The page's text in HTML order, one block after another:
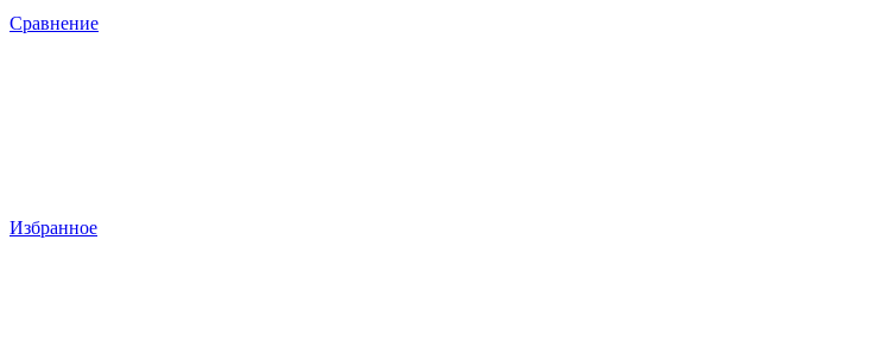
Сравнение
Избранное